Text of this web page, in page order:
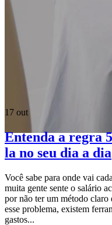
17 out
Entenda a regra
la no seu dia a dia
Você sabe para onde vai
muita gente sente o salário
por não ter um método claro
esse problema, existem
gastos...